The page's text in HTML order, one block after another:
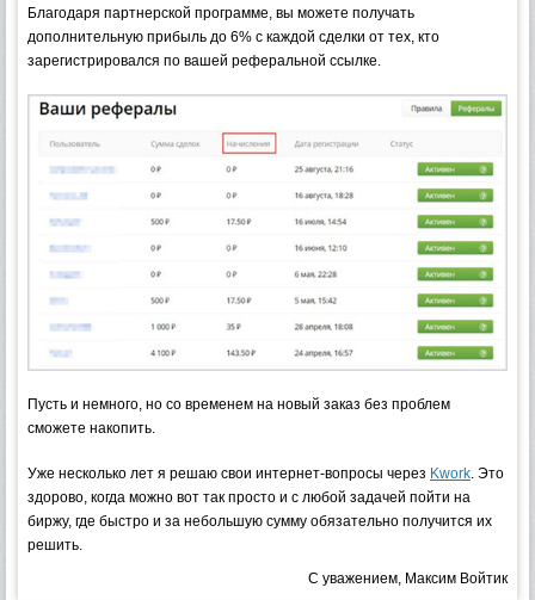
Благодаря партнерской программе, вы можете получать
дополнительную прибыль до 6% с каждой сделки от тех, кто
зарегистрировался по вашей реферальной ссылке.
Пусть и немного, но со временем на новый заказ без проблем
сможете накопить.
Уже несколько лет я решаю свои интернет-вопросы через Kwork . Это
здорово, когда можно вот так просто и с любой задачей пойти на
биржу, где быстро и за небольшую сумму обязательно получится их
решить.
С уважением, Максим Войтик